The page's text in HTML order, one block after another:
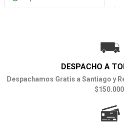
DESPACHO A
Despachamos Gratis a Santiago y
$150.000